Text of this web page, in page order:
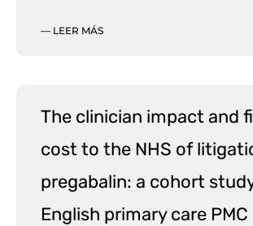
— LEER MÁS
The clinician impact and
cost to the NHS of
pregabalin: a cohort
English primary care PMC